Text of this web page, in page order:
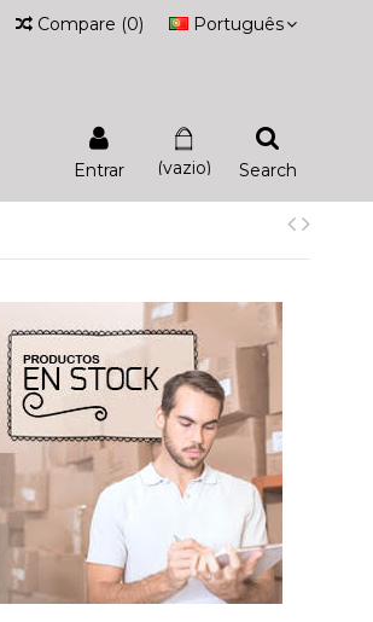
Português
Compare (0)
Search
(vazio)
Entrar